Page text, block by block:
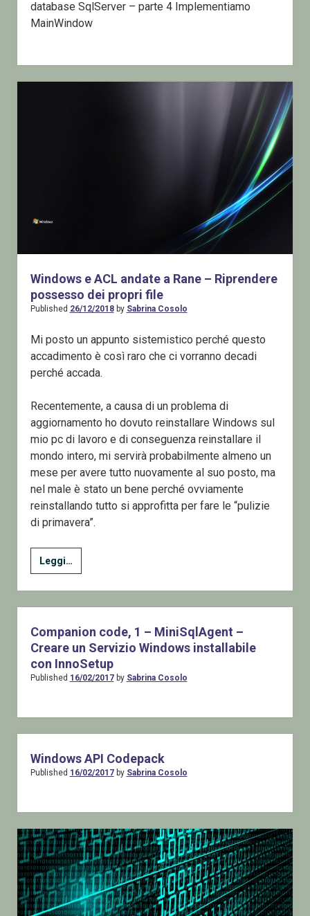
database SqlServer – parte 4 Implementiamo
MainWindow
Windows e ACL andate a Rane – Riprendere
possesso dei propri file
Published 26/12/2018by Sabrina Cosolo
Mi posto un appunto sistemistico perché questo
accadimento è così raro che ci vorranno decadi
perché accada.
Recentemente, a causa di un problema di
aggiornamento ho dovuto reinstallare Windows sul
mio pc di lavoro e di conseguenza reinstallare il
mondo intero, mi servirà probabilmente almeno un
mese per avere tutto nuovamente al suo posto, ma
nel male è stato un bene perché ovviamente
reinstallando tutto si approfitta per fare le “pulizie
di primavera”.
Leggi…
e
ACL
andate
Rane
–
Riprendere
Companion code, 1 – MiniSqlAgent –
Creare un Servizio Windows installabile
con InnoSetup
Published 16/02/2017by Sabrina Cosolo
Windows API Codepack
Published 16/02/2017by Sabrina Cosolo